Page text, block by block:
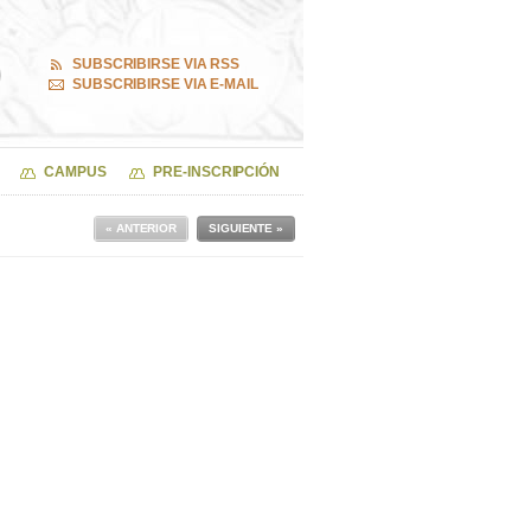
SUBSCRIBIRSE VIA RSS
SUBSCRIBIRSE VIA E-MAIL
CAMPUS PRE-INSCRIPCIÓN
SIGUIENTE »
« ANTERIOR